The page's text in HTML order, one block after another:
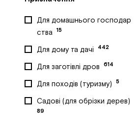
Dnipro-M
ECHO7
Edon2
EGO4
Einhell11
EMTOP7
Для домашнього господар
ства 15
Для дому та дачі 442
Для заготівлі дров 614
Для походів (туризму) 5
Садові (для обрізки дерев)
89